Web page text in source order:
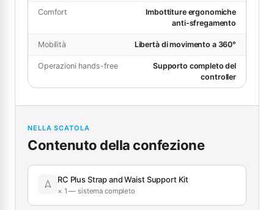
Comfort
Imbottiture ergonomiche
anti-sfregamento
Mobilità Libertà di movimento a 360°
Operazioni hands-free
Supporto completo del
controller
NELLA SCATOLA
Contenuto della confezione
RC Plus Strap and Waist Support Kit
× 1 — sistema completo